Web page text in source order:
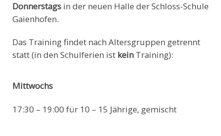
Donnerstags in der neuen Halle der Schloss-Schule
Gaienhofen.
Das Training findet nach Altersgruppen getrennt
statt (in den Schulferien ist kein Training):
Mittwochs
17:30 – 19:00 für 10 – 15 Jährige, gemischt